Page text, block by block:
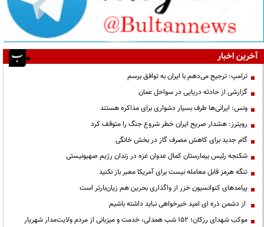
آخرین اخبار
ترامپ: ترجیح می‌دهم با ایران به توافق برسم
گزارشی از حادثه دریایی در سواحل عمان
ونس: ایرانی‌ها طرف بسیار دشواری برای مذاکره هستند
رویترز: هشدار صریح ایران خطر شروع جنگ را متوقف کرد
گام جدید برای کاهش مصرف گاز در بخش خانگی
شکنجه رئیس بیمارستان کمال عدوان غزه در زندان رژیم صهیونیستی
تنگه هرمز قابل معامله نیست برای آمریکا معبر باز نکنید
پیامدهای کنوانسیون خزر از واگذاری بحرین هم زیان‌بارتر است
از دشمن ذره ای امید خیرخواهی نباید داشته باشیم
موکب شهدای رزکان؛ ۱۵۲ شب همدلی، خدمت و میزبانی از مردم ولایت‌مدار شهریار